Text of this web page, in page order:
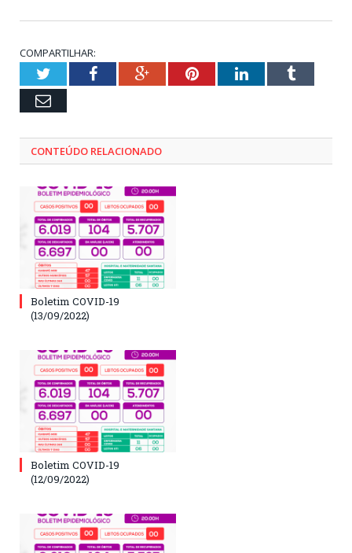
COMPARTILHAR:
TwitterFacebookGoogle+PinterestLinkedInTumblr
Email
CONTEÚDO RELACIONADO
Boletim COVID-19
(13/09/2022)
Boletim COVID-19
(12/09/2022)